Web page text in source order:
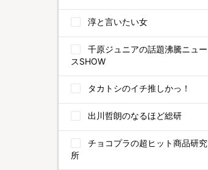
淳と言いたい女
千原ジュニアの話題沸騰ニュー
スSHOW
タカトシのイチ推しかっ！
出川哲朗のなるほど総研
チョコプラの超ヒット商品研究
所